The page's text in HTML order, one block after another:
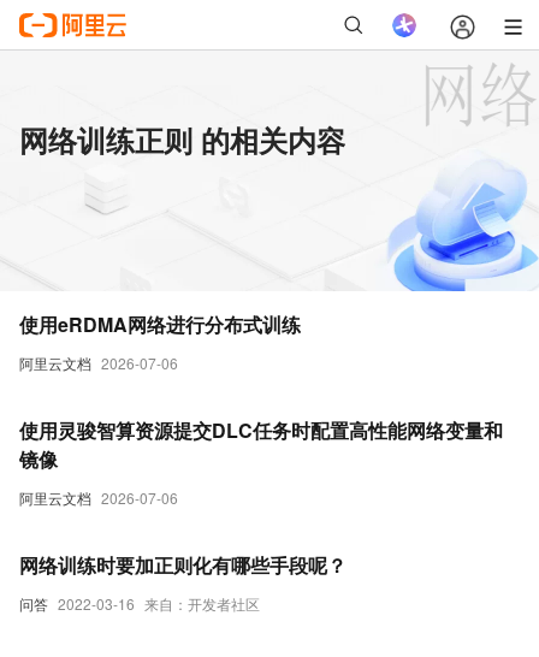
网络训练正则 的相关内容
阿里云文档 2026-07-06
使用eRDMA网络进行分布式训练
阿里云文档 2026-07-06
使用灵骏智算资源提交DLC任务时配置高性能网络变量和
镜像
问答 2022-03-16 来自：开发者社区
网络训练时要加正则化有哪些手段呢？